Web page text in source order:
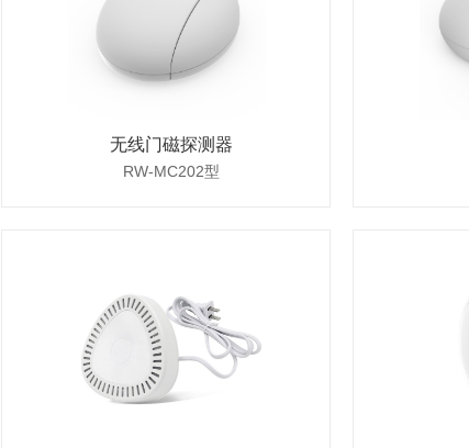
无线门磁探测器
RW-MC202型